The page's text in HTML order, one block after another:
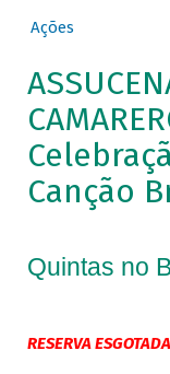
Ações
Canção
Quintas no
RESERVA ESGOTADA